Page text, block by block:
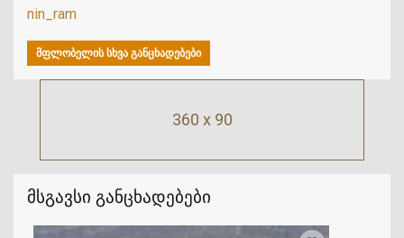
360 x 90
მსგავსი განცხადებები
nin_ram
ᲛᲤᲚᲝᲑᲔᲚᲘᲡ ᲡᲮᲕᲐ ᲒᲐᲜᲪᲮᲐᲓᲔᲑᲔᲑᲘ